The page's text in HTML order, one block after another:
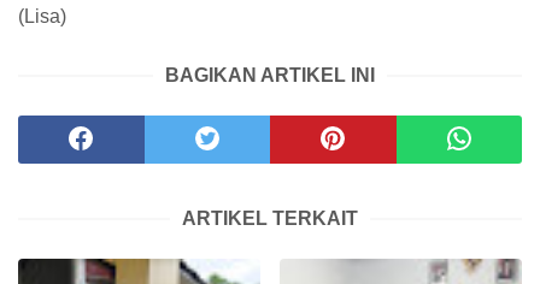
(Lisa)
BAGIKAN ARTIKEL INI
ARTIKEL TERKAIT